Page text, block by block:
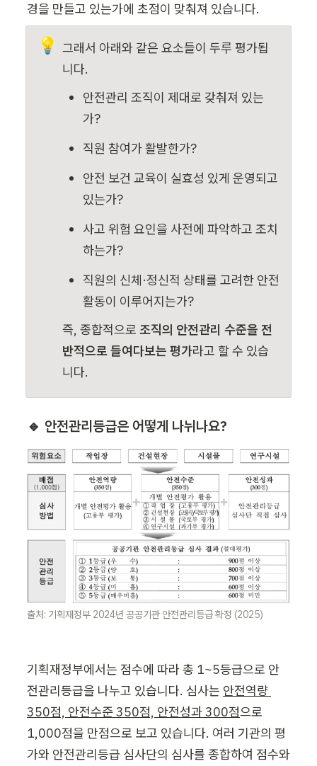
경을 만들고 있는가에 초점이 맞춰져 있습니다.
💡 그래서 아래와 같은 요소들이 두루 평가됩
니다.
안전관리 조직이 제대로 갖춰져 있는
가?
직원 참여가 활발한가?
안전 보건 교육이 실효성 있게 운영되고
있는가?
사고 위험 요인을 사전에 파악하고 조치
하는가?
직원의 신체·정신적 상태를 고려한 안전
활동이 이루어지는가?
즉, 종합적으로 조직의 안전관리 수준을 전
반적으로 들여다보는 평가라고 할 수 있습
니다.
🔹 안전관리등급은 어떻게 나뉘나요?
출처: 기획재정부 2024년 공공기관 안전관리등급 확정 (2025)
기획재정부에서는 점수에 따라 총 1~5등급으로 안
전관리등급을 나누고 있습니다. 심사는 안전역량
350점, 안전수준 350점, 안전성과 300점으로
1,000점을 만점으로 보고 있습니다. 여러 기관의 평
가와 안전관리등급 심사단의 심사를 종합하여 점수와